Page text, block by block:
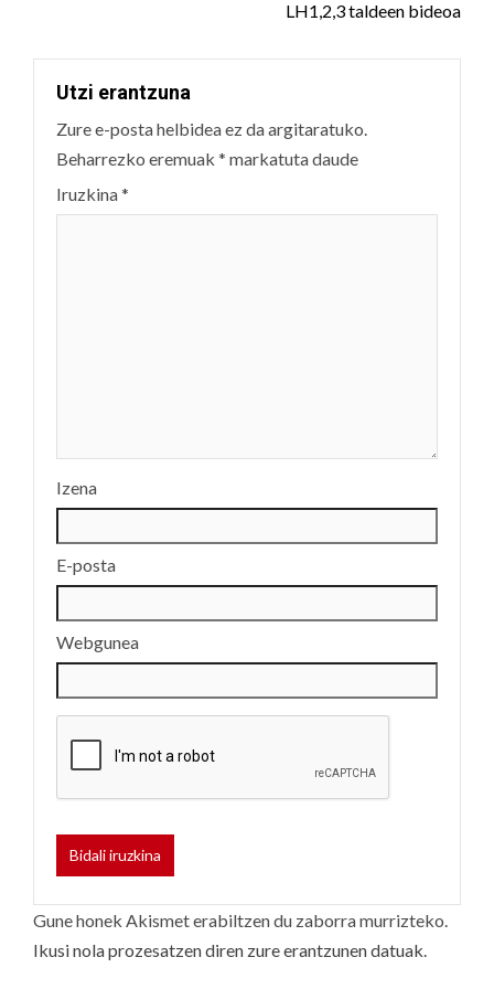
LH1,2,3 taldeen bideoa
Utzi erantzuna
Zure e-posta helbidea ez da argitaratuko.
Beharrezko eremuak * markatuta daude
Iruzkina*
Izena
E-posta
Webgunea
Gune honek Akismet erabiltzen du zaborra murrizteko.
Ikusi nola prozesatzen diren zure erantzunen datuak.